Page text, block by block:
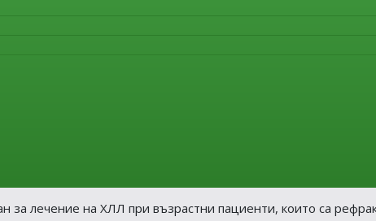
за лечение на ХЛЛ при възрастни пациенти, които са